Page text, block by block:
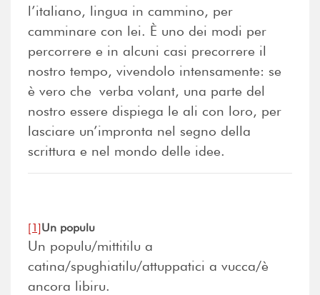
l’italiano, lingua in cammino, per
camminare con lei. È uno dei modi per
percorrere e in alcuni casi precorrere il
nostro tempo, vivendolo intensamente: se
è vero che verba volant, una parte del
nostro essere dispiega le ali con loro, per
lasciare un’impronta nel segno della
scrittura e nel mondo delle idee.
[1]Un populu
Un populu/mittitilu a
catina/spughiatilu/attuppatici a vucca/è
ancora libiru.